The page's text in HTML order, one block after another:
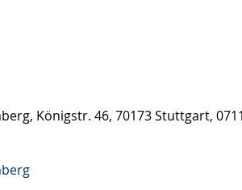
Königstr. 46, 70173 Stuttgart,